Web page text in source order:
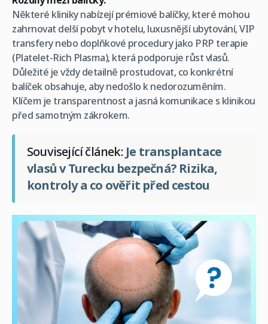
Některé kliniky nabízejí prémiové balíčky, které mohou
zahrnovat delší pobyt v hotelu, luxusnější ubytování, VIP
transfery nebo doplňkové procedury jako PRP terapie
(Platelet-Rich Plasma), která podporuje růst vlasů.
Důležité je vždy detailně prostudovat, co konkrétní
balíček obsahuje, aby nedošlo k nedorozuměním.
Klíčem je transparentnost a jasná komunikace s klinikou
před samotným zákrokem.
Související článek: Je transplantace
vlasů v Turecku bezpečná? Rizika,
kontroly a co ověřit před cestou